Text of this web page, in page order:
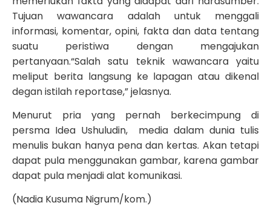
Tujuan wawancara adalah untuk menggali
informasi, komentar, opini, fakta dan data tentang
suatu peristiwa dengan mengajukan
pertanyaan.“Salah satu teknik wawancara yaitu
meliput berita langsung ke lapagan atau dikenal
degan istilah reportase,” jelasnya.
Menurut pria yang pernah berkecimpung di
persma Idea Ushuludin, media dalam dunia tulis
menulis bukan hanya pena dan kertas. Akan tetapi
dapat pula menggunakan gambar, karena gambar
dapat pula menjadi alat komunikasi.
(Nadia Kusuma Nigrum/kom.)